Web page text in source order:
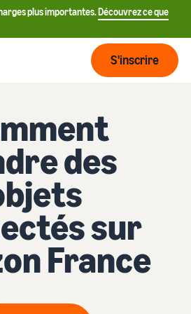
plus importantes.Découvrez ce que
S'inscrire
des
sur
France